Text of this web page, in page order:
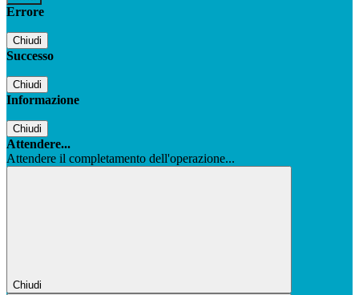
Errore
Chiudi
Successo
Chiudi
Informazione
Chiudi
Attendere...
Attendere il completamento dell'operazione...
Chiudi